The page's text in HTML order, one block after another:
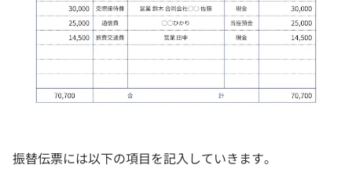
振替伝票には以下の項目を記入していきます。